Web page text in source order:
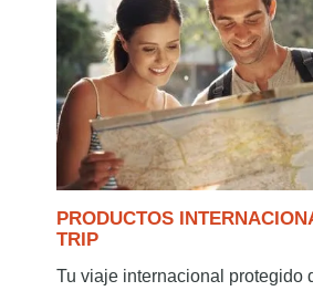
PRODUCTOS
TRIP
Tu viaje internacional protegido